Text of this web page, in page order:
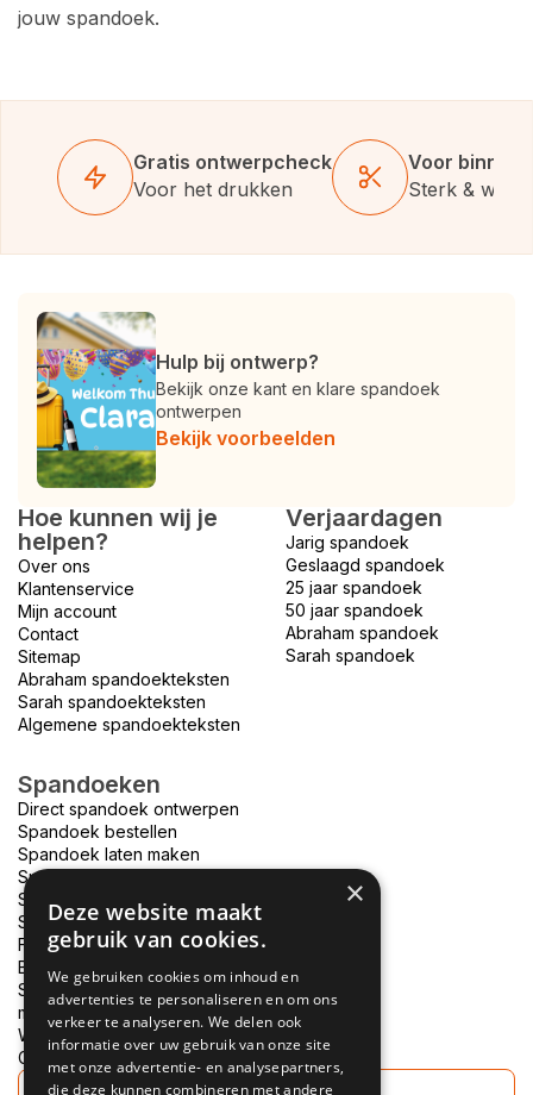
jouw spandoek.
Gratis ontwerpcheck
Voor het drukken
Voor binnen
Sterk &
Hulp bij ontwerp?
Bekijk onze kant en klare spandoek
ontwerpen
Bekijk voorbeelden
Hoe kunnen wij je
helpen?
Over ons
Klantenservice
Mijn account
Contact
Sitemap
Abraham spandoekteksten
Sarah spandoekteksten
Algemene spandoekteksten
Verjaardagen
Jarig spandoek
Geslaagd spandoek
25 jaar spandoek
50 jaar spandoek
Abraham spandoek
Sarah spandoek
Spandoeken
Direct spandoek ontwerpen
Spandoek bestellen
Spandoek laten maken
Spandoek bedrukken
Spandoek drukken
Spandoek ontwerpen
Foto spandoek
Bouwhek spandoek
Spandoek bedrukken
morgen in huis
Welkom thuis spandoek
Goedkope spandoeken
×
Deze website maakt
gebruik van cookies.
We gebruiken cookies om inhoud en
advertenties te personaliseren en om ons
verkeer te analyseren. We delen ook
informatie over uw gebruik van onze site
met onze advertentie- en analysepartners,
die deze kunnen combineren met andere